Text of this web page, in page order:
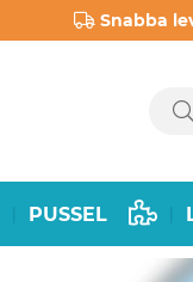
Snabba
PUSSEL